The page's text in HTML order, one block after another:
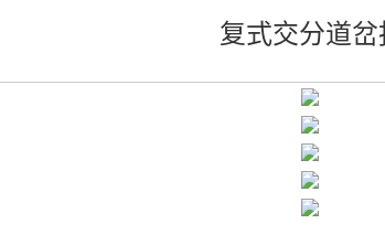
复式交分道岔